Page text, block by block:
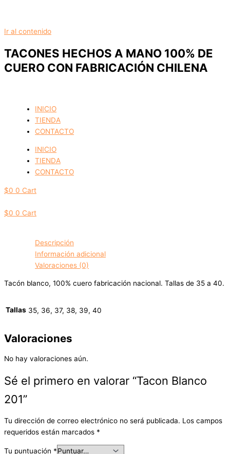
Ir al contenido
TACONES HECHOS A MANO 100% DE
CUERO CON FABRICACIÓN CHILENA
INICIO
TIENDA
CONTACTO
INICIO
TIENDA
CONTACTO
$0 0 Cart
$0 0 Cart
Descripción
Información adicional
Valoraciones (0)
Tacón blanco, 100% cuero fabricación nacional. Tallas de 35 a 40.
Tallas 35, 36, 37, 38, 39, 40
Valoraciones
No hay valoraciones aún.
Sé el primero en valorar “Tacon Blanco
201”
Tu dirección de correo electrónico no será publicada. Los campos
requeridos están marcados *
Tu puntuación *